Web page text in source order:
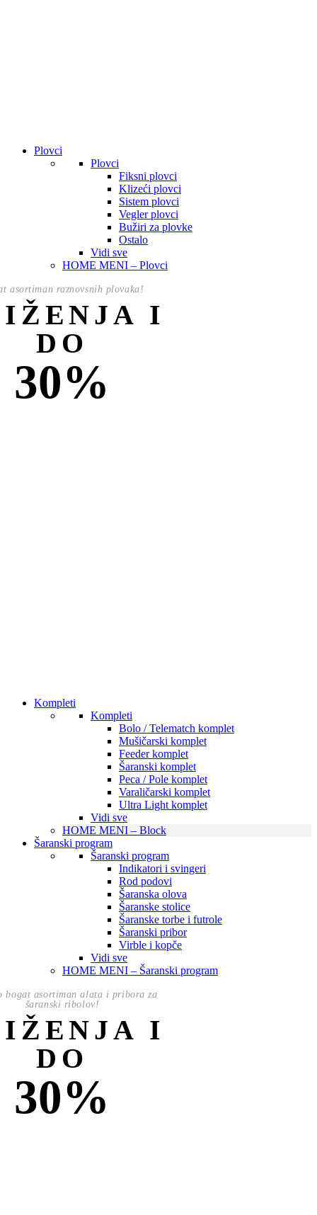
Plovci
Plovci
Fiksni plovci
Klizeći plovci
Sistem plovci
Vegler plovci
Bužiri za plovke
Ostalo
Vidi sve
HOME MENI – Plovci
asortiman raznovsnih plovaka!
I
DO
30%
Kompleti
Kompleti
Bolo / Telematch komplet
Mušičarski komplet
Feeder komplet
Šaranski komplet
Peca / Pole komplet
Varaličarski komplet
Ultra Light komplet
Vidi sve
HOME MENI – Block
Šaranski program
Šaranski program
Indikatori i svingeri
Rod podovi
Šaranska olova
Šaranske stolice
Šaranske torbe i futrole
Šaranski pribor
Virble i kopče
Vidi sve
HOME MENI – Šaranski program
bogat asortiman alata i pribora za
šaranski ribolov!
I
DO
30%